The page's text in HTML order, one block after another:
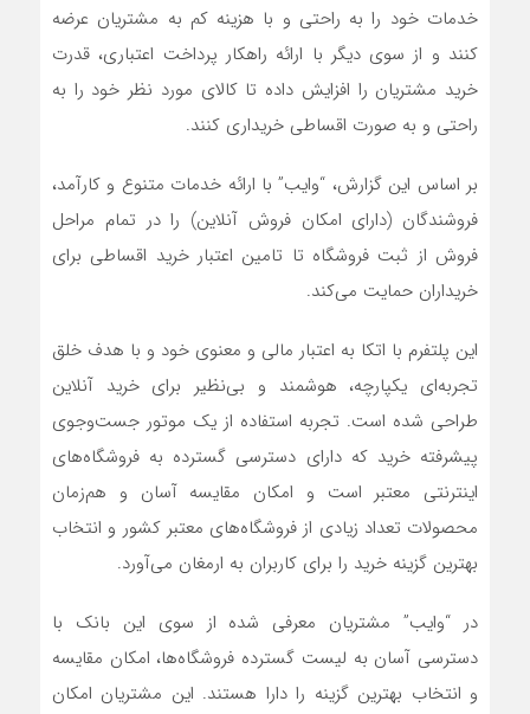
خدمات خود را به راحتی و با هزینه کم به مشتریان عرضه
کنند و از سوی دیگر با ارائه راهکار پرداخت اعتباری، قدرت
خرید مشتریان را افزایش داده تا کالای مورد نظر خود را به
راحتی و به صورت اقساطی خریداری کنند.
بر اساس این گزارش، “وایب” با ارائه خدمات متنوع و کارآمد،
فروشندگان (دارای امکان فروش آنلاین) را در تمام مراحل
فروش از ثبت فروشگاه تا تامین اعتبار خرید اقساطی برای
خریداران حمایت می‌کند.
این پلتفرم با اتکا به اعتبار مالی و معنوی خود و با هدف خلق
تجربه‌ای یکپارچه، هوشمند و بی‌نظیر برای خرید آنلاین
طراحی شده است. تجربه‌ استفاده از یک موتور جست‌وجوی
پیشرفته خرید که دارای دسترسی گسترده به فروشگاه‌های
اینترنتی معتبر است و امکان مقایسه آسان و هم‌زمان
محصولات تعداد زیادی از فروشگاه‌های معتبر کشور و انتخاب
بهترین گزینه خرید را برای کاربران به ارمغان می‌آورد.
در “وایب” مشتریان معرفی شده از سوی این بانک با
دسترسی آسان به لیست گسترده فروشگاه‌ها، امکان مقایسه
و انتخاب بهترین گزینه را دارا هستند. این مشتریان امکان